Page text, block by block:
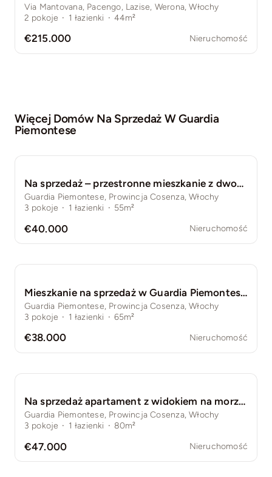
Via Mantovana, Pacengo, Lazise, Werona, Włochy
2 pokoje · 1 łazienki · 44m²
€215.000 Nieruchomość
Więcej Domów Na Sprzedaż WGuardia
Piemontese
Na sprzedaż – przestronne mieszkanie z dwoma balkonami w Guardia Piemontese
Guardia Piemontese, Prowincja Cosenza, Włochy
3 pokoje · 1 łazienki · 55m²
€40.000 Nieruchomość
Mieszkanie na sprzedaż w Guardia Piemontese, Prowincja Cosenza, Włochy, Kalabria – 3 pokoje, 65 m², balkon
Guardia Piemontese, Prowincja Cosenza, Włochy
3 pokoje · 1 łazienki · 65m²
€38.000 Nieruchomość
Na sprzedaż apartament z widokiem na morze – Guardia Piemontese, Kalabria
Guardia Piemontese, Prowincja Cosenza, Włochy
3 pokoje · 1 łazienki · 80m²
€47.000 Nieruchomość